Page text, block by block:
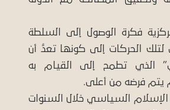
فكرة الوصول إلى السلطة
الحركات إلى كونها تعدُّ أن
الذي تطمح إلى القيام به
يتم فرضه من أعلى.
السياسي خلال السنوات